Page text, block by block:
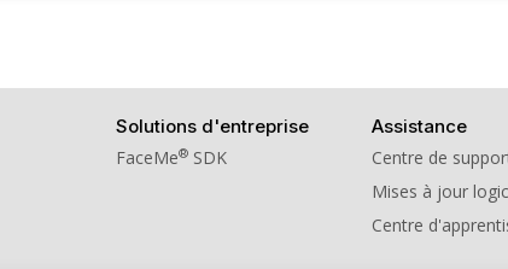
Solutions d'entreprise
FaceMe®SDK
Assistance
Centre de
Mises à jour
Centre